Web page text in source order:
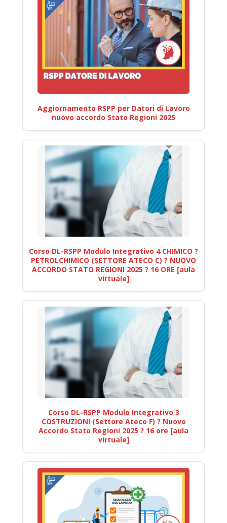
Aggiornamento RSPP per Datori di Lavoro
nuovo accordo Stato Regioni 2025
Corso DL-RSPP Modulo Integrativo 4 CHIMICO ?
PETROLCHIMICO (SETTORE ATECO C) ? NUOVO
ACCORDO STATO REGIONI 2025 ? 16 ORE [aula
virtuale]
Corso DL-RSPP Modulo Integrativo 3
COSTRUZIONI (Settore Ateco F) ? Nuovo
Accordo Stato Regioni 2025 ? 16 ore [aula
virtuale]